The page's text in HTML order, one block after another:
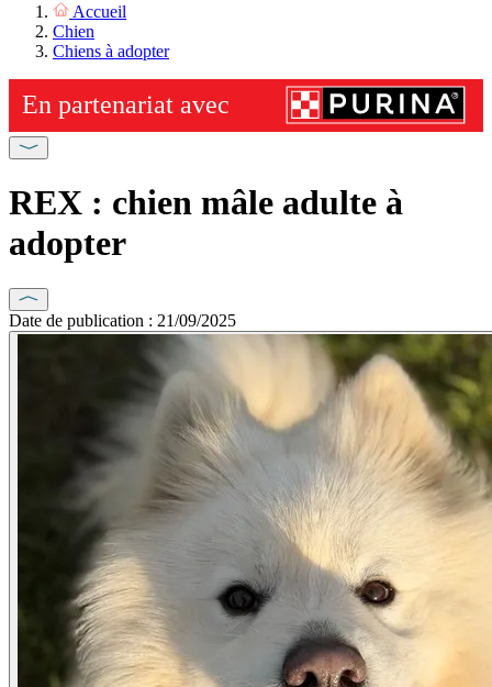
Accueil
Chien
Chiens à adopter
REX : chien mâle adulte à
adopter
Date de publication : 21/09/2025